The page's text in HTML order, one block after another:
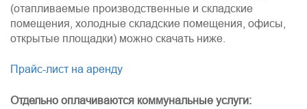
(отапливаемые производственные и складские
помещения, холодные складские помещения, офисы,
открытые площадки) можно скачать ниже.
Прайс-лист на аренду
Отдельно оплачиваются коммунальные услуги: